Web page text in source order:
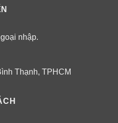
nhập.
Thạnh, TPHCM